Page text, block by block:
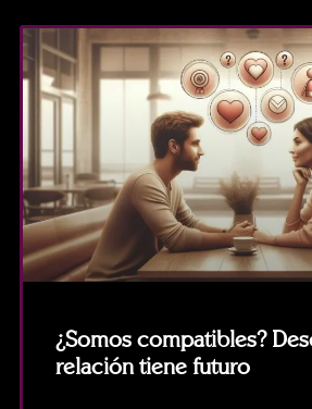
¿Somos compatibles?
relación tiene futuro